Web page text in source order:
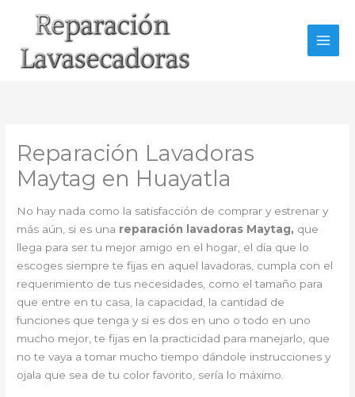
Reparación Lavadoras
Maytag en Huayatla
No hay nada como la satisfacción de comprar y estrenar y
más aún, si es una reparación lavadoras Maytag, que
llega para ser tu mejor amigo en el hogar, el día que lo
escoges siempre te fijas en aquel lavadoras, cumpla con el
requerimiento de tus necesidades, como el tamaño para
que entre en tu casa, la capacidad, la cantidad de
funciones que tenga y si es dos en uno o todo en uno
mucho mejor, te fijas en la practicidad para manejarlo, que
no te vaya a tomar mucho tiempo dándole instrucciones y
ojala que sea de tu color favorito, sería lo máximo.